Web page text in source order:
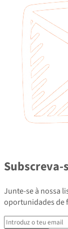
Junte-se à nossa
oportunidades de